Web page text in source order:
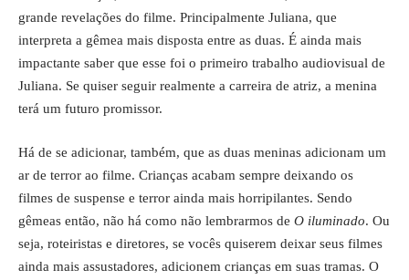
grande revelações do filme. Principalmente Juliana, que
interpreta a gêmea mais disposta entre as duas. É ainda mais
impactante saber que esse foi o primeiro trabalho audiovisual de
Juliana. Se quiser seguir realmente a carreira de atriz, a menina
terá um futuro promissor.
Há de se adicionar, também, que as duas meninas adicionam um
ar de terror ao filme. Crianças acabam sempre deixando os
filmes de suspense e terror ainda mais horripilantes. Sendo
gêmeas então, não há como não lembrarmos de O iluminado. Ou
seja, roteiristas e diretores, se vocês quiserem deixar seus filmes
ainda mais assustadores, adicionem crianças em suas tramas. O